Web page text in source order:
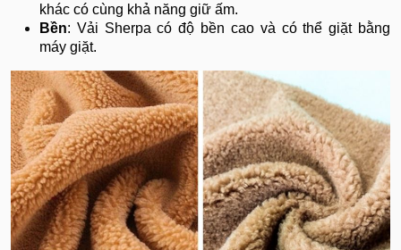
khác có cùng khả năng giữ ấm.
Bền: Vải Sherpa có độ bền cao và có thể giặt bằng
máy giặt.